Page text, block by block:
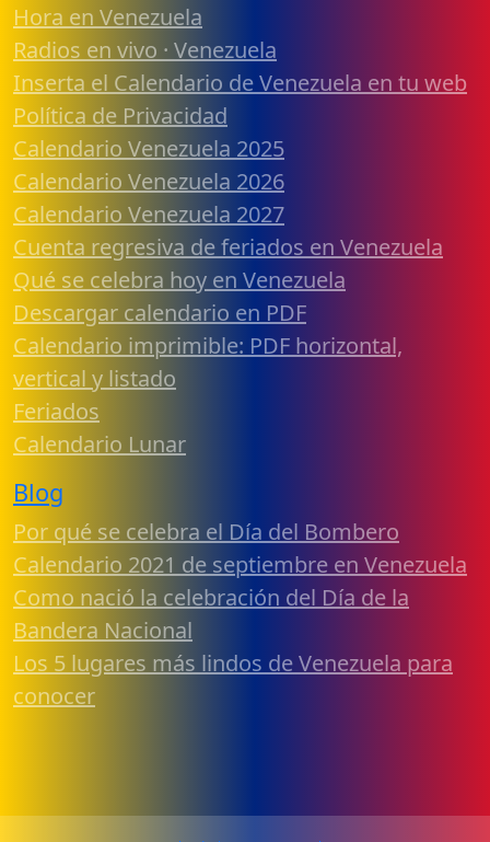
Hora en Venezuela
Radios en vivo · Venezuela
Inserta el Calendario de Venezuela en tu web
Política de Privacidad
Calendario Venezuela 2025
Calendario Venezuela 2026
Calendario Venezuela 2027
Cuenta regresiva de feriados en Venezuela
Qué se celebra hoy en Venezuela
Descargar calendario en PDF
Calendario imprimible: PDF horizontal,
vertical y listado
Feriados
Calendario Lunar
Blog
Por qué se celebra el Día del Bombero
Calendario 2021 de septiembre en Venezuela
Como nació la celebración del Día de la
Bandera Nacional
Los 5 lugares más lindos de Venezuela para
conocer